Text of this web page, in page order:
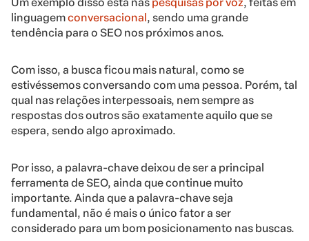
Um exemplo disso está nas pesquisas por voz, feitas em
linguagemconversacional , sendo uma grande
tendência para o SEO nos próximos anos.
Com isso, a busca ficou mais natural, como se
estivéssemos conversando com uma pessoa. Porém, tal
qual nas relações interpessoais, nem sempre as
respostas dos outros são exatamente aquilo que se
espera, sendo algo aproximado.
Por isso, a palavra-chave deixou de ser a principal
ferramenta de SEO, ainda que continue muito
importante. Ainda que a palavra-chave seja
fundamental, não é mais o único fator a ser
considerado para um bom posicionamento nas buscas.